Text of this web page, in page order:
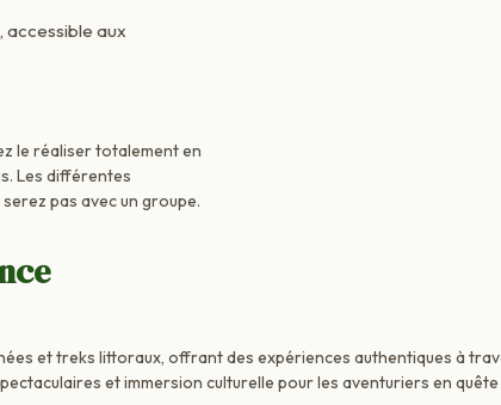
accessible aux
le réaliser totalement en
Les différentes
pas avec un groupe.
et treks littoraux, offrant des expériences authentiques à
et immersion culturelle pour les aventuriers en